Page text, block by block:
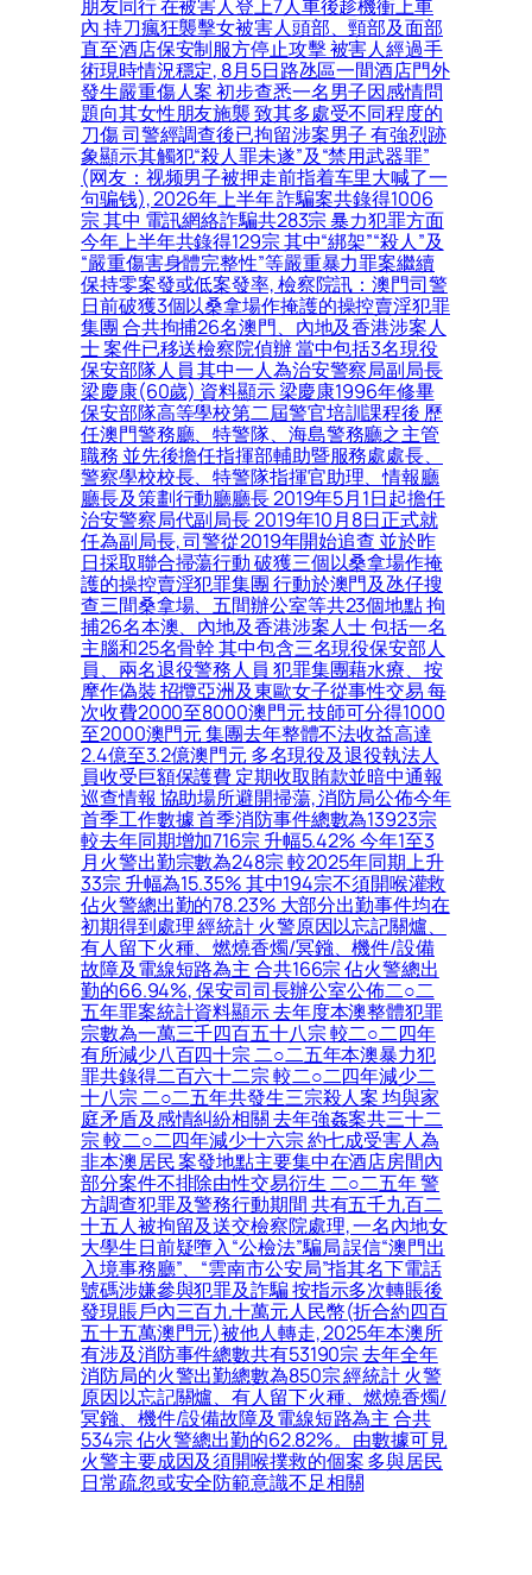
朋友同行 在被害人登上7人車後趁機衝上車
內 持刀瘋狂襲擊女被害人頭部、頸部及面部
直至酒店保安制服方停止攻擊 被害人經過手
術現時情況穩定, 8月5日路氹區一間酒店門外
發生嚴重傷人案 初步查悉一名男子因感情問
題向其女性朋友施襲 致其多處受不同程度的
刀傷 司警經調查後已拘留涉案男子 有強烈跡
象顯示其觸犯“殺人罪未遂”及“禁用武器罪”
(网友：视频男子被押走前指着车里大喊了一
句骗钱), 2026年上半年 詐騙案共錄得1006
宗 其中 電訊網絡詐騙共283宗 暴力犯罪方面
今年上半年共錄得129宗 其中“綁架”“殺人”及
“嚴重傷害身體完整性”等嚴重暴力罪案繼續
保持零案發或低案發率, 檢察院訊：澳門司警
日前破獲3個以桑拿場作掩護的操控賣淫犯罪
集團 合共拘捕26名澳門、內地及香港涉案人
士 案件已移送檢察院偵辦 當中包括3名現役
保安部隊人員 其中一人為治安警察局副局長
梁慶康(60歲) 資料顯示 梁慶康1996年修畢
保安部隊高等學校第二屆警官培訓課程後 歷
任澳門警務廳、特警隊、海島警務廳之主管
職務 並先後擔任指揮部輔助暨服務處處長、
警察學校校長、特警隊指揮官助理、情報廳
廳長及策劃行動廳廳長 2019年5月1日起擔任
治安警察局代副局長 2019年10月8日正式就
任為副局長, 司警從2019年開始追查 並於昨
日採取聯合掃蕩行動 破獲三個以桑拿場作掩
護的操控賣淫犯罪集團 行動於澳門及氹仔搜
查三間桑拿場、五間辦公室等共23個地點 拘
捕26名本澳、內地及香港涉案人士 包括一名
主腦和25名骨幹 其中包含三名現役保安部人
員、兩名退役警務人員 犯罪集團藉水療、按
摩作偽裝 招攬亞洲及東歐女子從事性交易 每
次收費2000至8000澳門元 技師可分得1000
至2000澳門元 集團去年整體不法收益高達
2.4億至3.2億澳門元 多名現役及退役執法人
員收受巨額保護費 定期收取賄款並暗中通報
巡查情報 協助場所避開掃蕩, 消防局公佈今年
首季工作數據 首季消防事件總數為13923宗
較去年同期增加716宗 升幅5.42% 今年1至3
月火警出勤宗數為248宗 較2025年同期上升
33宗 升幅為15.35% 其中194宗不須開喉灌救
佔火警總出勤的78.23% 大部分出勤事件均在
初期得到處理 經統計 火警原因以忘記關爐、
有人留下火種、燃燒香燭/冥鏹、機件/設備
故障及電線短路為主 合共166宗 佔火警總出
勤的66.94%, 保安司司長辦公室公佈二○二
五年罪案統計資料顯示 去年度本澳整體犯罪
宗數為一萬三千四百五十八宗 較二○二四年
有所減少八百四十宗 二○二五年本澳暴力犯
罪共錄得二百六十二宗 較二○二四年減少二
十八宗 二○二五年共發生三宗殺人案 均與家
庭矛盾及感情糾紛相關 去年強姦案共三十二
宗 較二○二四年減少十六宗 約七成受害人為
非本澳居民 案發地點主要集中在酒店房間內
部分案件不排除由性交易衍生 二○二五年 警
方調查犯罪及警務行動期間 共有五千九百二
十五人被拘留及送交檢察院處理, 一名內地女
大學生日前疑墮入“公檢法”騙局 誤信“澳門出
入境事務廳”、“雲南市公安局”指其名下電話
號碼涉嫌參與犯罪及詐騙 按指示多次轉賬後
發現賬戶內三百九十萬元人民幣(折合約四百
五十五萬澳門元)被他人轉走, 2025年本澳所
有涉及消防事件總數共有53190宗 去年全年
消防局的火警出勤總數為850宗 經統計 火警
原因以忘記關爐、有人留下火種、燃燒香燭/
冥鏹、機件/設備故障及電線短路為主 合共
534宗 佔火警總出勤的62.82%。由數據可見
火警主要成因及須開喉撲救的個案 多與居民
日常疏忽或安全防範意識不足相關